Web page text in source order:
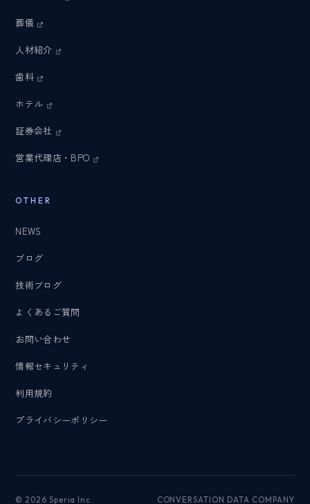
葬儀
人材紹介
歯科
ホテル
証券会社
営業代理店・BPO
OTHER
NEWS
ブログ
技術ブログ
よくあるご質問
お問い合わせ
情報セキュリティ
利用規約
プライバシーポリシー
© 2026 Speria Inc. CONVERSATION DATA COMPANY